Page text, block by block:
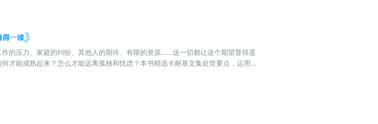
的压力、家庭的纠纷、其他人的期许、有限的资源……这一切都让这个期望显得遥
才能成熟起来？怎么才能远离孤独和忧虑？本书精选卡耐基文集处世要点，运用经